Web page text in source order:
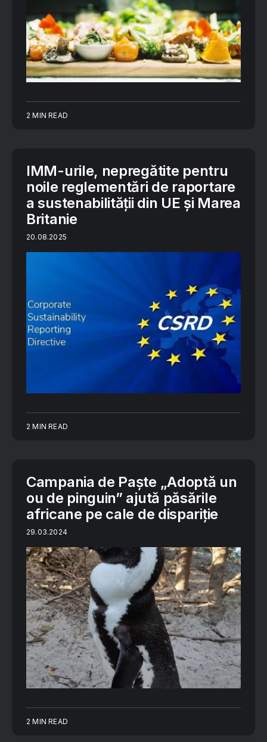
2 MIN READ
IMM-urile, nepregătite pentru
noile reglementări de raportare
a sustenabilității din UE și Marea
Britanie
20.08.2025
2 MIN READ
Campania de Paște „Adoptă un
ou de pinguin” ajută păsările
africane pe cale de dispariție
29.03.2024
2 MIN READ